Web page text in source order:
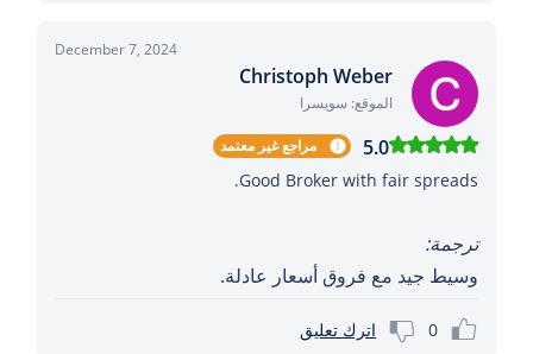
December 7, 2024
Christoph Weber
الموقع: سويسرا
5.0 مراجع غير معتمد
Good Broker with fair spreads.
ترجمة:
وسيط جيد مع فروق أسعار عادلة.
0 اترك تعليق